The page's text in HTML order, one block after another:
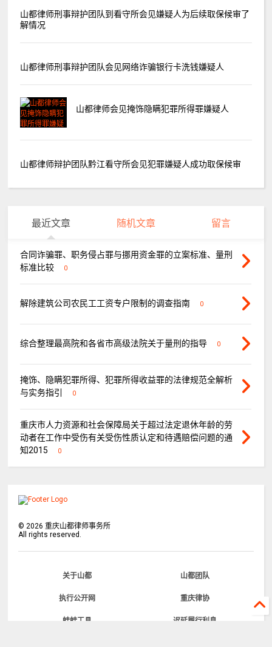
山都律师刑事辩护团队到看守所会见嫌疑人为后续取保候审了
解情况
山都律师刑事辩护团队会见网络诈骗银行卡洗钱嫌疑人
山都律师会见掩饰隐瞒犯罪所得罪嫌疑人
山都律师辩护团队黔江看守所会见犯罪嫌疑人成功取保候审
最近文章 随机文章 留言
合同诈骗罪、职务侵占罪与挪用资金罪的立案标准、量刑
标准比较
0
解除建筑公司农民工工资专户限制的调查指南 0
综合整理最高院和各省市高级法院关于量刑的指导 0
掩饰、隐瞒犯罪所得、犯罪所得收益罪的法律规范全解析
与实务指引
0
重庆市人力资源和社会保障局关于超过法定退休年龄的劳
动者在工作中受伤有关受伤性质认定和待遇赔偿问题的通
知2015
0
©2026 重庆山都律师事务所
All rights reserved.
关于山都 山都团队
执行公开网 重庆律协
蛙蛙工具 迟延履行利息